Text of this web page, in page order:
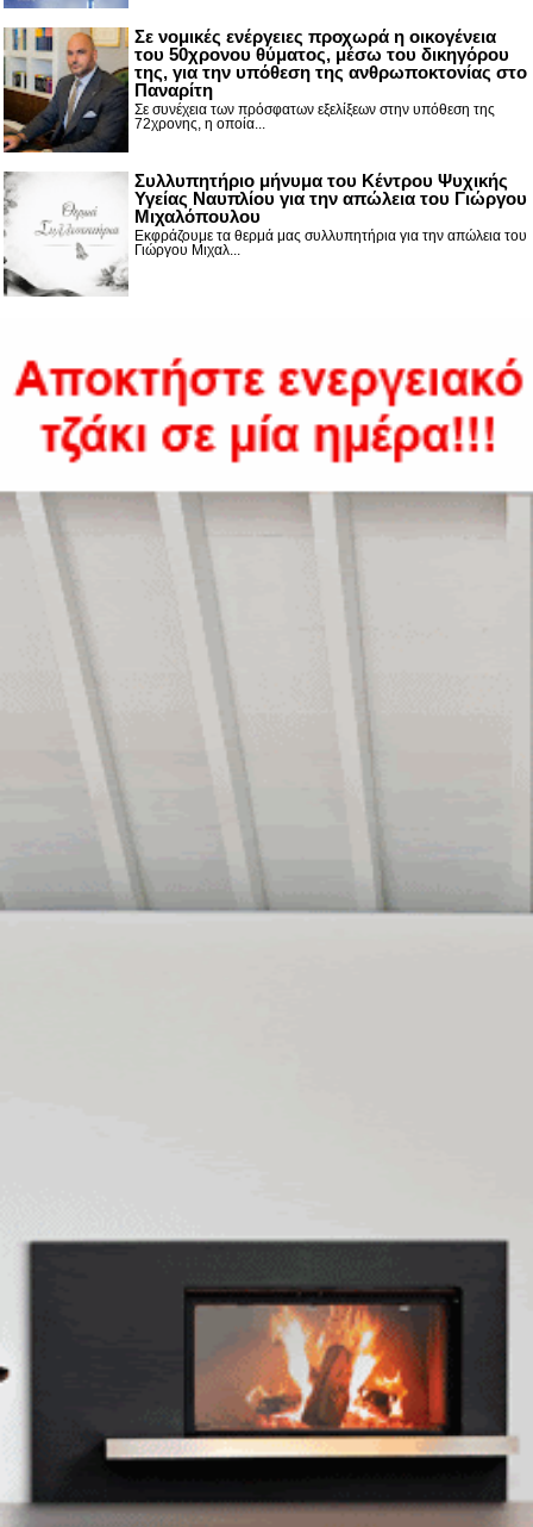
Σε νομικές ενέργειες προχωρά η οικογένεια
του 50χρονου θύματος, μέσω του δικηγόρου
της, για την υπόθεση της ανθρωποκτονίας στο
Παναρίτη
Σε συνέχεια των πρόσφατων εξελίξεων στην υπόθεση της
72χρονης, η οποία...
Συλλυπητήριο μήνυμα του Κέντρου Ψυχικής
Υγείας Ναυπλίου για την απώλεια του Γιώργου
Μιχαλόπουλου
Εκφράζουμε τα θερμά μας συλλυπητήρια για την απώλεια του
Γιώργου Μιχαλ...